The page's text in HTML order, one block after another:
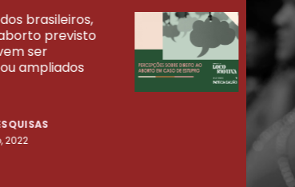
brasileiros,
previsto
ser
ampliados
2022
23